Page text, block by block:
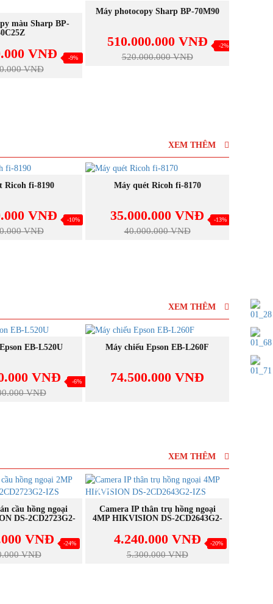
NGAY
màu Sharp BP-
VNĐ
VNĐ
-9%
MUA NGAY
Máy photocopy Sharp BP-70M90
510.000.000 VNĐ
520.000.000 VNĐ
-2%
XEM THÊM
NGAY
Ricoh fi-8190
VNĐ
VNĐ
-10%
MUA NGAY
Máy quét Ricoh fi-8170
35.000.000 VNĐ
40.000.000 VNĐ
-13%
XEM THÊM
NGAYEB-L520U
VNĐ
VNĐ
-6%
MUA NGAY
Máy chiếu Epson EB-L260F
74.500.000 VNĐ
NEW
Máy
XEM THÊM
NGAY
cầu hồng ngoại
DS-2CD2723G2-
VNĐ
VNĐ
-24%
NEW
MUA NGAY
Camera IP thân trụ hồng ngoại
4MP HIKVISION DS-2CD2643G2-
4.240.000 VNĐ
5.300.000 VNĐ
-20%